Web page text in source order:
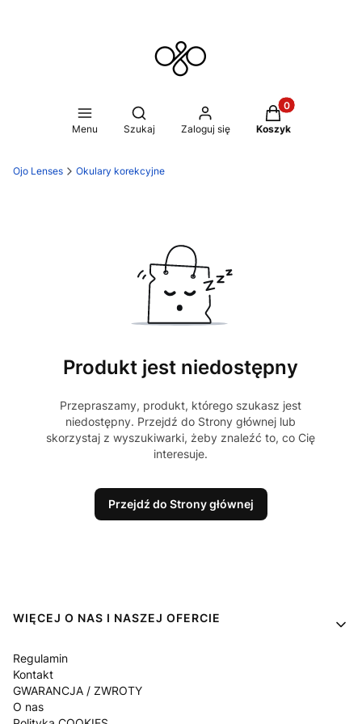
Menu
Otwórz wyszukiwarkę
Szukaj Zaloguj się
Produkty w
Koszyk
Ojo Lenses Okulary korekcyjne
Produkt jest niedostępny
Przepraszamy, produkt, którego szukasz jest
niedostępny. Przejdź do Strony głównej lub
skorzystaj z wyszukiwarki, żeby znaleźć to, co Cię
interesuje.
Przejdź do Strony głównej
Linki w stopce
WIĘCEJ O NAS I NASZEJ OFERCIE
Regulamin
Kontakt
GWARANCJA / ZWROTY
O nas